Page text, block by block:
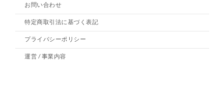
お問い合わせ
特定商取引法に基づく表記
プライバシーポリシー
運営 / 事業内容